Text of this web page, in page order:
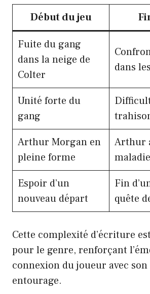
Début du jeu
Fuite du gang
dans la neige de
Colter
dans
Unité forte du
gang
Arthur Morgan en
pleine forme
Arthur
maladie
Espoir d’un
nouveau départ
Fin
quête
Cette complexité d’écriture
pour le genre, renforçant
connexion du joueur avec
entourage.